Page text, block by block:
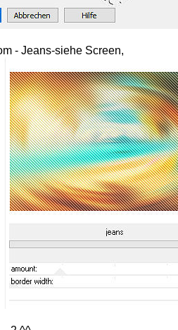
- Jeans-siehe Screen,